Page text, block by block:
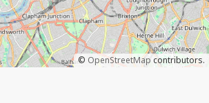
© OpenStreetMap contributors.